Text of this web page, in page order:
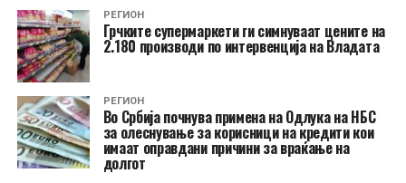
РЕГИОН
Грчките супермаркети ги симнуваат цените на
2.180 производи по интервенција на Владата
РЕГИОН
Во Србија почнува примена на Одлука на НБС
за олеснување за корисници на кредити кои
имаат оправдани причини за враќање на
долгот